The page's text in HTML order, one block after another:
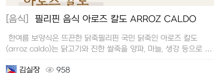
[음식] 필리핀 음식 아로즈 칼도 ARROZ CALDO
한여름 보양식은 뜨끈한 닭죽필리핀 국민 닭죽인 아로즈 칼도
(arroz caldo)는 닭고기와 진한 쌀죽을 양파, 마늘, 생강 등으로 …
김실장 958